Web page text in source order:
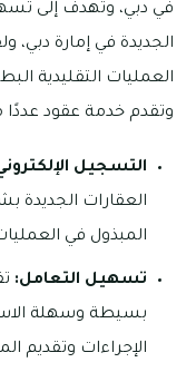
في دبي، وتهدف إلى
الجديدة في إمارة
العمليات التقليدية
وتقدم خدمة عقود عددًا
التسجيل
العقارات الجديدة
المبذول في
تسهيل التعامل:
بسيطة وسهلة
الإجراءات وتقديم